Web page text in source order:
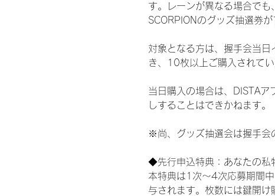
す。レーンが異なる場合で
SCORPIONのグッズ抽選券
対象となる方は、握手会当
き、10枚以上ご購入されて
当日購入の場合は、DISTA
しすることはできかねます。
※尚、グッズ抽選会は握手会
◆先行申込特典：あなたの私
本特典は1次〜4次応募期間
与されます。枚数には鍵開け